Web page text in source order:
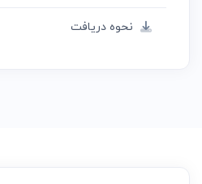
نحوه دریافت